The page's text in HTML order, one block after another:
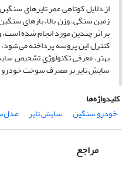
از دلایل کوتاهی عمر تایرهای
زمین سنگی، وزن بالا، بارهای
بر اثر چندین مورد انجام شده
کنترل این پروسه پرداخته
بهتر، معرفی تکنولوژی تشخیص
سایش تایر بر مصرف سوخت
کلیدواژه‌ها
خودرو سنگین
سایش تایر
مراجع